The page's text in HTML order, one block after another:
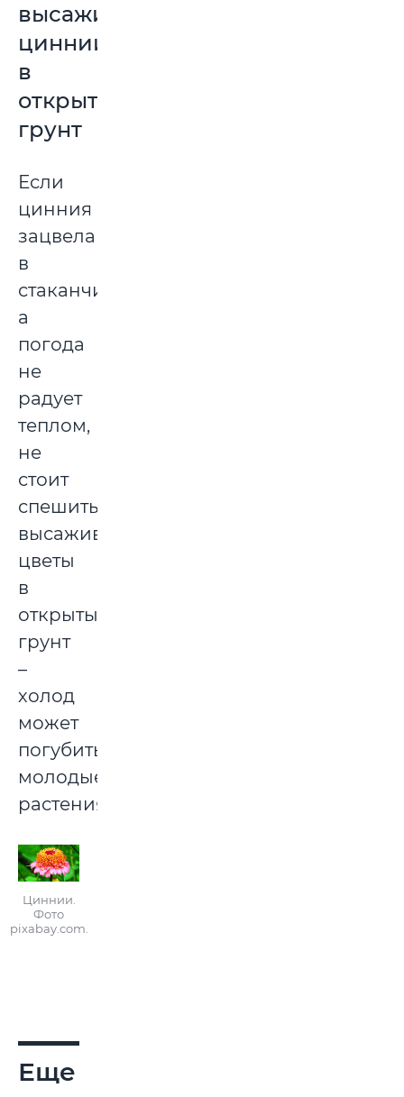
высаживать
циннии
в
открытый
грунт
Если
цинния
зацвела
в
стаканчиках,
а
погода
не
радует
теплом,
не
стоит
спешить
высаживать
цветы
в
открытый
грунт
–
холод
может
погубить
молодые
растения.
Циннии.
Фото
pixabay.com.
Еще